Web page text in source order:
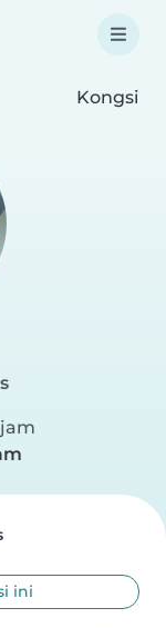
Kongsi
ini